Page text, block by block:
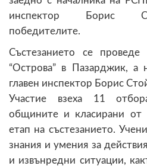
инспектор Борис
победителите.
Състезанието се
“Острова” в Пазарджик, а
главен инспектор Борис
Участие взеха 11
общините и класирани от
етап на състезанието.
знания и умения за
и извънредни ситуации,